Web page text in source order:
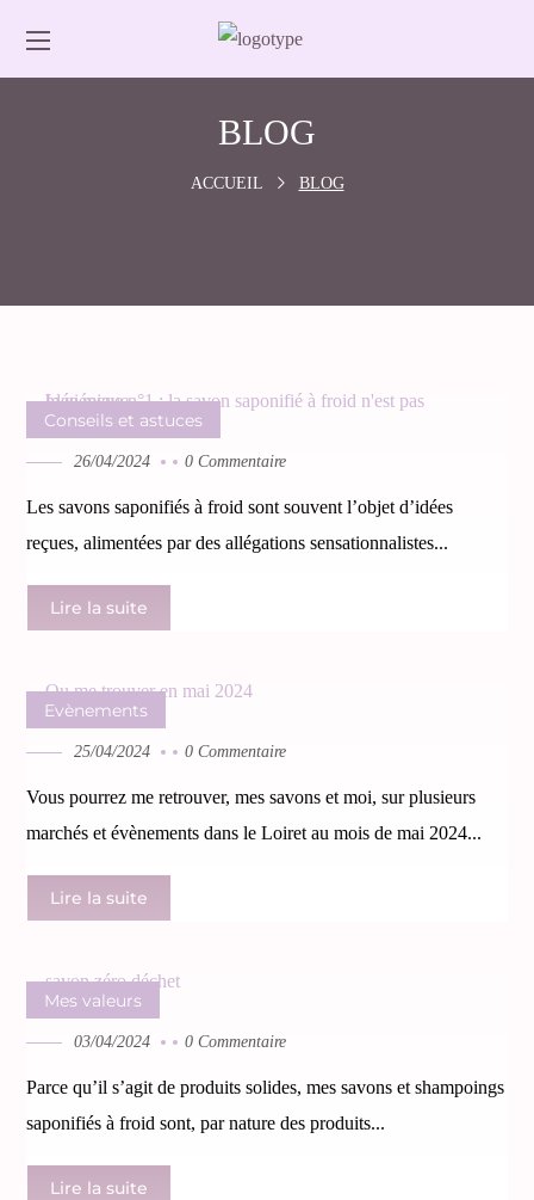
BLOG
ACCUEIL BLOG
Conseils et astuces
26/04/2024 0 Commentaire
Les savons saponifiés à froid sont souvent l’objet d’idées
reçues, alimentées par des allégations sensationnalistes...
Lire la suite
Evènements
25/04/2024 0 Commentaire
Vous pourrez me retrouver, mes savons et moi, sur plusieurs
marchés et évènements dans le Loiret au mois de mai 2024...
Lire la suite
Mes valeurs
03/04/2024 0 Commentaire
Parce qu’il s’agit de produits solides, mes savons et shampoings
saponifiés à froid sont, par nature des produits...
Lire la suite